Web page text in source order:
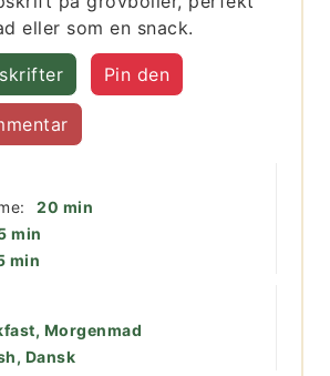
eller som en snack.
Pin den
20 minutter
min
minutter
min
minutter
min
Morgenmad
Dansk